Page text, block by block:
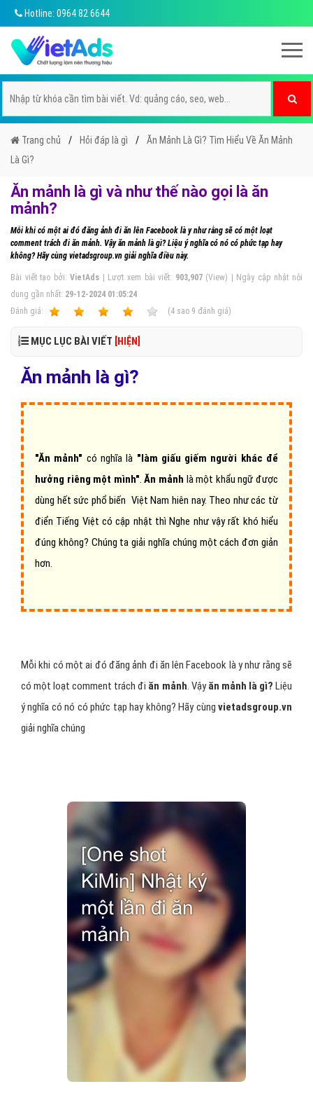
Hotline: 0964 82 6644
Trang chủ Hỏi đáp là gì
Ăn Mảnh Là Gì? Tìm Hiểu Về Ăn Mảnh
Là Gì?
Ăn mảnh là gì và như thế nào gọi là ăn
mảnh?
Mỗi khi có một ai đó đăng ảnh đi ăn lên Facebook là y như rằng sẽ có một loạt
comment trách đi ăn mảnh. Vậy ăn mảnh là gì? Liệu ý nghĩa có nó có phức tạp hay
không? Hãy cùng vietadsgroup.vn giải nghĩa điều này.
Bài viết tạo bởi:VietAds | Lượt xem bài viết: 903,907(View) | Ngày cập nhật nội
dung gần nhất: 29-12-2024 01:05:24
Ðánh giá:
(4 sao 9 đánh giá)
MỤC LỤC BÀI VIẾT [HIỆN]
Ăn mảnh là gì?
"Ăn mảnh" có nghĩa là "làm giấu giếm người khác để
hưởng riêng một mình". Ăn mảnh là một khẩu ngữ được
dùng hết sức phổ biến Việt Nam hiên nay. Theo như các từ
điển Tiếng Việt có cập nhật thì Nghe như vậy rất khó hiểu
đúng không? Chúng ta giải nghĩa chúng một cách đơn giản
hơn.
Mỗi khi có một ai đó đăng ảnh đi ăn lên Facebook là y như rằng sẽ
có một loạt comment trách đi ăn mảnh. Vậyăn mảnh là gì? Liệu
ý nghĩa có nó có phức tạp hay không? Hãy cùng vietadsgroup.vn
giải nghĩa chúng